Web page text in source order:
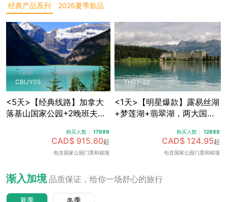
经典产品系列 2026夏季新品
CBIJY05
<5天>【经典线路】加拿大
落基山国家公园+2晚班夫镇
园，露易丝湖纯玩跟团游，
可加订百年费尔蒙班夫温泉
酒店内午餐，升级美食体
购买人数：17899
CAD$ 915.60起
包含国家公园门票和税项
YH01-22
<1天>【明星爆款】露易丝湖
+梦莲湖+翡翠湖，两大国家
购买人数： 12888
CAD$ 124.95起
包含国家公园门票和税项
渐入加境 品质保证，给你一场舒心的旅行
夏季 冬季